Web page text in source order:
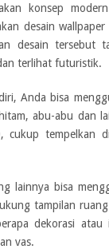
konsep
desain
desain tersebut
terlihat futuristik.
Anda bisa
abu-abu dan
cukup tempelkan
lainnya bisa
tampilan
dekorasi atau
vas.